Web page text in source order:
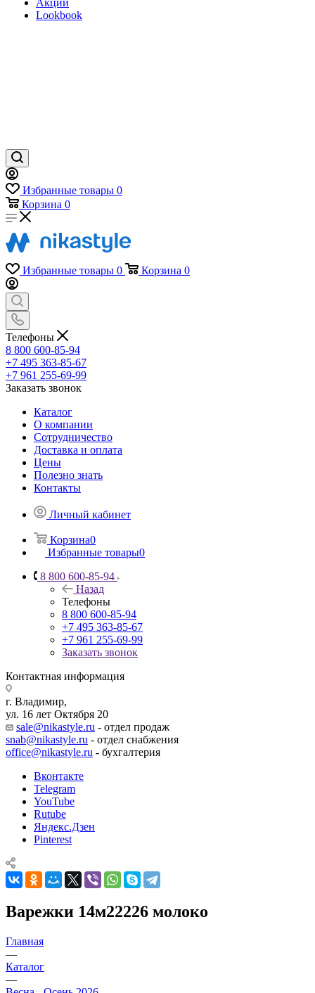
Акции
Lookbook
Избранные товары 0
Корзина 0
Избранные товары 0 Корзина 0
Телефоны
8 800 600-85-94
+7 495 363-85-67
+7 961 255-69-99
Заказать звонок
Каталог
О компании
Сотрудничество
Доставка и оплата
Цены
Полезно знать
Контакты
Личный кабинет
Корзина0
Избранные товары0
8 800 600-85-94
Назад
Телефоны
8 800 600-85-94
+7 495 363-85-67
+7 961 255-69-99
Заказать звонок
Контактная информация
г. Владимир,
ул. 16 лет Октября 20
sale@nikastyle.ru - отдел продаж
snab@nikastyle.ru - отдел снабжения
office@nikastyle.ru - бухгалтерия
Вконтакте
Telegram
YouTube
Rutube
Яндекс.Дзен
Pinterest
Варежки 14м22226 молоко
Главная
—
Каталог
—